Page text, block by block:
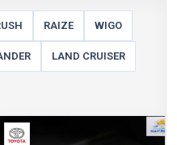
RAIZE WIGO
LAND CRUISER